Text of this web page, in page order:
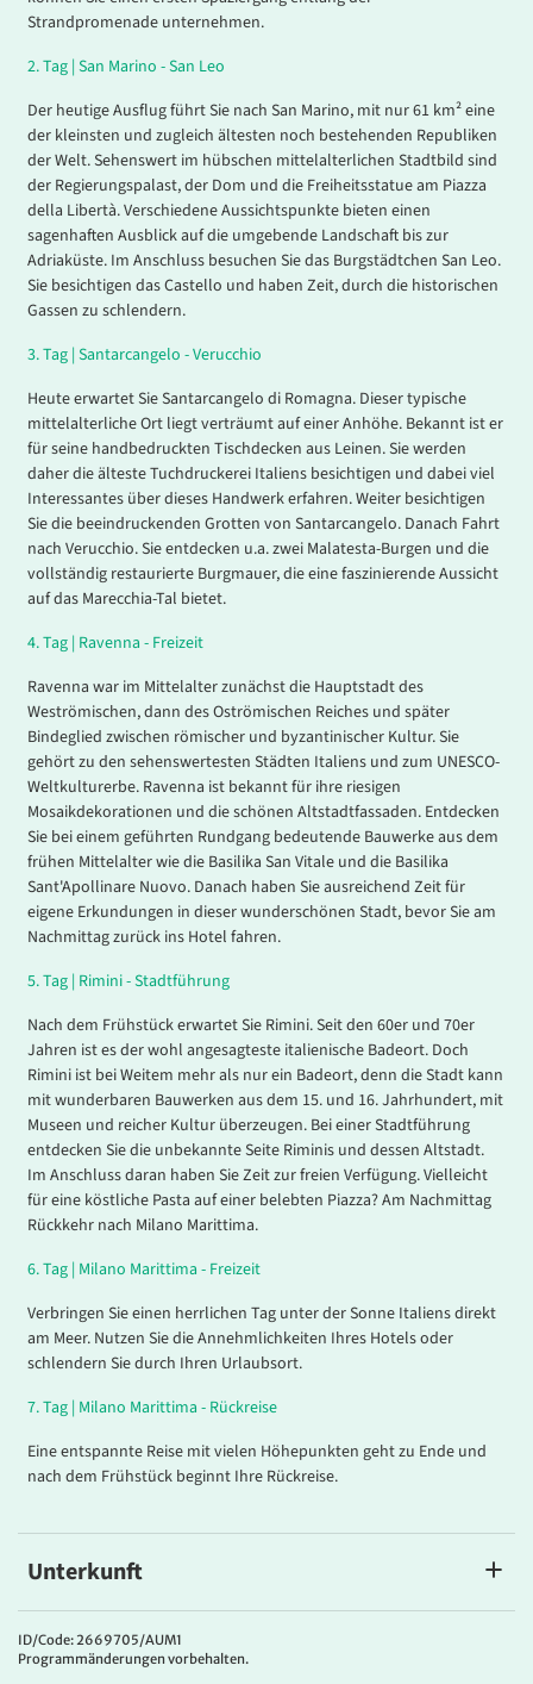
Strandpromenade unternehmen.
2.Tag | San Marino - San Leo
Der heutige Ausflug führt Sie nach San Marino, mit nur 61 km² eine
der kleinsten und zugleich ältesten noch bestehenden Republiken
der Welt. Sehenswert im hübschen mittelalterlichen Stadtbild sind
der Regierungspalast, der Dom und die Freiheitsstatue am Piazza
della Libertà. Verschiedene Aussichtspunkte bieten einen
sagenhaften Ausblick auf die umgebende Landschaft bis zur
Adriaküste. Im Anschluss besuchen Sie das Burgstädtchen San Leo.
Sie besichtigen das Castello und haben Zeit, durch die historischen
Gassen zu schlendern.
3.Tag | Santarcangelo - Verucchio
Heute erwartet Sie Santarcangelo di Romagna. Dieser typische
mittelalterliche Ort liegt verträumt auf einer Anhöhe. Bekannt ist er
für seine handbedruckten Tischdecken aus Leinen. Sie werden
daher die älteste Tuchdruckerei Italiens besichtigen und dabei viel
Interessantes über dieses Handwerk erfahren. Weiter besichtigen
Sie die beeindruckenden Grotten von Santarcangelo. Danach Fahrt
nach Verucchio. Sie entdecken u.a. zwei Malatesta-Burgen und die
vollständig restaurierte Burgmauer, die eine faszinierende Aussicht
auf das Marecchia-Tal bietet.
4.Tag | Ravenna - Freizeit
Ravenna war im Mittelalter zunächst die Hauptstadt des
Weströmischen, dann des Oströmischen Reiches und später
Bindeglied zwischen römischer und byzantinischer Kultur. Sie
gehört zu den sehenswertesten Städten Italiens und zum UNESCO-
Weltkulturerbe. Ravenna ist bekannt für ihre riesigen
Mosaikdekorationen und die schönen Altstadtfassaden. Entdecken
Sie bei einem geführten Rundgang bedeutende Bauwerke aus dem
frühen Mittelalter wie die Basilika San Vitale und die Basilika
Sant'Apollinare Nuovo. Danach haben Sie ausreichend Zeit für
eigene Erkundungen in dieser wunderschönen Stadt, bevor Sie am
Nachmittag zurück ins Hotel fahren.
5.Tag | Rimini - Stadtführung
Nach dem Frühstück erwartet Sie Rimini. Seit den 60er und 70er
Jahren ist es der wohl angesagteste italienische Badeort. Doch
Rimini ist bei Weitem mehr als nur ein Badeort, denn die Stadt kann
mit wunderbaren Bauwerken aus dem 15. und 16. Jahrhundert, mit
Museen und reicher Kultur überzeugen. Bei einer Stadtführung
entdecken Sie die unbekannte Seite Riminis und dessen Altstadt.
Im Anschluss daran haben Sie Zeit zur freien Verfügung. Vielleicht
für eine köstliche Pasta auf einer belebten Piazza? Am Nachmittag
Rückkehr nach Milano Marittima.
6.Tag | Milano Marittima - Freizeit
Verbringen Sie einen herrlichen Tag unter der Sonne Italiens direkt
am Meer. Nutzen Sie die Annehmlichkeiten Ihres Hotels oder
schlendern Sie durch Ihren Urlaubsort.
7.Tag | Milano Marittima - Rückreise
Eine entspannte Reise mit vielen Höhepunkten geht zu Ende und
nach dem Frühstück beginnt Ihre Rückreise.
Unterkunft
Hotel Mazzanti
Das4*Hotel Mazzantiliegt in Milano Marittima nur wenige Schritte
vom Strand entfernt. Zur erstklassigen Ausstattung des Hotels
ID/Code: 2669705/AUM1
Programmänderungen vorbehalten.